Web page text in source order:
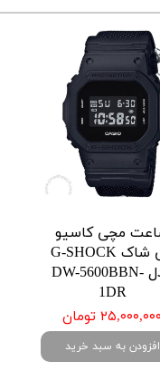
مچی کاسیو
جی شاک G-SHOCK
مدل DW-5600BBN-
1DR
۲۵,۰۰۰,۰۰۰ تومان
افزودن به سبد خرید